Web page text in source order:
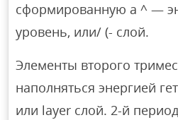
сформированную а ^ —
уровень, или/ (- слой.
Элементы второго
наполняться энергией
или layer слой. 2-й период